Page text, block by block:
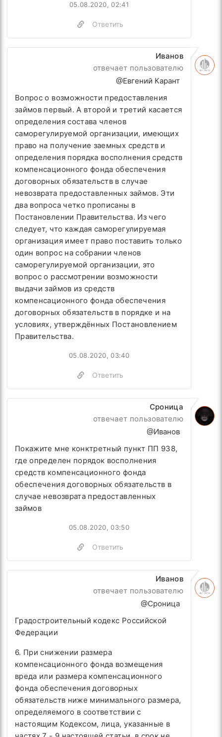
Ответить
05.08.2020, 02:41
Иванов
отвечает пользователю
@Евгений Карант
Вопрос о возможности предоставления
займов первый. А второй и третий касается
определения состава членов
саморегулируемой организации, имеющих
право на получение заемных средств и
определения порядка восполнения средств
компенсационного фонда обеспечения
договорных обязательств в случае
невозврата предоставленных займов. Эти
два вопроса четко прописаны в
Постановлении Правительства. Из чего
следует, что каждая саморегулируемая
организация имеет право поставить только
один вопрос на собрании членов
саморегулируемой организации, это
вопрос о рассмотрении возможности
выдачи займов из средств
компенсационного фонда обеспечения
договорных обязательств в порядке и на
условиях, утверждённых Постановлением
Правительства.
Ответить
05.08.2020, 03:40
Сроница
отвечает пользователю
@Иванов
Покажите мне конктретный пункт ПП 938,
гдеопределен порядок восполнения
средств компенсационного фонда
обеспечения договорных обязательств в
случае невозврата предоставленных
займов
Ответить
05.08.2020, 03:50
Иванов
отвечает пользователю
@Сроница
Градостроительный кодекс Российской
Федерации
6. При снижении размера
компенсационного фонда возмещения
вреда или размера компенсационного
фонда обеспечения договорных
обязательств ниже минимального размера,
определяемого в соответствии с
настоящим Кодексом, лица, указанные в